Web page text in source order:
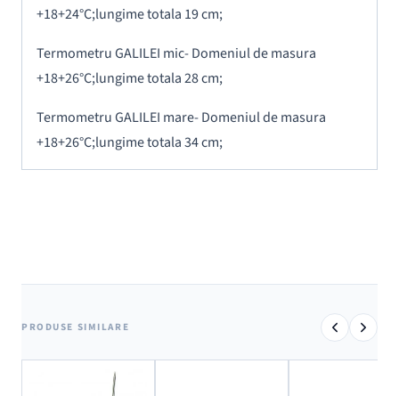
+18+24°C;lungime totala 19 cm;
Termometru GALILEI mic- Domeniul de masura
+18+26°C;lungime totala 28 cm;
Termometru GALILEI mare- Domeniul de masura
+18+26°C;lungime totala 34 cm;
PRODUSE SIMILARE